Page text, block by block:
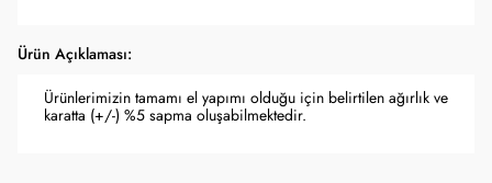
Ürün Açıklaması:
Ürünlerimizin tamamı el yapımı olduğu için belirtilen ağırlık ve
karatta (+/-) %5 sapma oluşabilmektedir.